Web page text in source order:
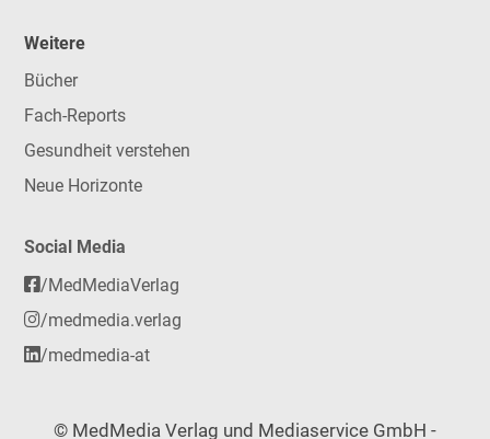
Weitere
Bücher
Fach-Reports
Gesundheit verstehen
Neue Horizonte
Social Media
/MedMediaVerlag
/medmedia.verlag
/medmedia-at
© MedMedia Verlag und Mediaservice GmbH -